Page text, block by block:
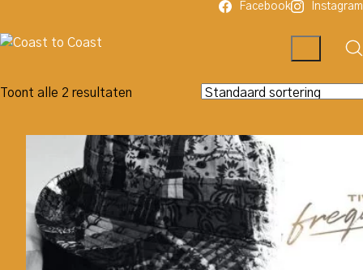
Facebook Instagram
Toont alle 2 resultaten